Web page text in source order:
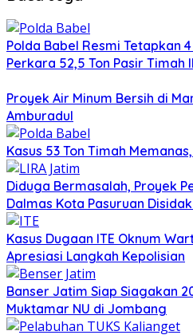
Polda Babel Resmi Tetapkan
Perkara 52,5 Ton Pasir Timah
Proyek Air Minum Bersih di
Amburadul
Kasus 53 Ton Timah
Diduga Bermasalah, Proyek
Dalmas Kota Pasuruan
Kasus Dugaan ITE Oknum
Apresiasi Langkah Kepolisian
Banser Jatim Siap Siagakan
Muktamar NU di Jombang